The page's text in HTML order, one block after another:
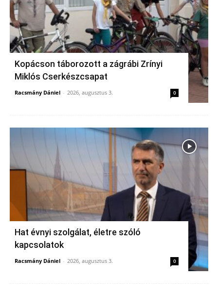
Kopácson táborozott a zágrábi Zrínyi
Miklós Cserkészcsapat
Racsmány Dániel - 2026, augusztus 3. 0
Hat évnyi szolgálat, életre szóló
kapcsolatok
Racsmány Dániel - 2026, augusztus 3. 0